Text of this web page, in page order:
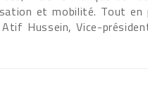
et mobilité. Tout en
Hussein, Vice-